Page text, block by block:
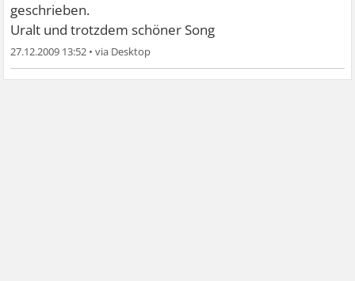
geschrieben.
Uralt und trotzdem schöner Song
27.12.2009 13:52 •